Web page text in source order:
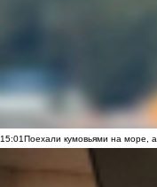
15:01Поехали кумовьями на море,